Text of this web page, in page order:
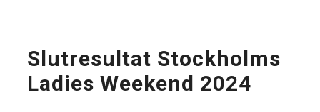
Slutresultat Stockholms
Ladies Weekend 2024